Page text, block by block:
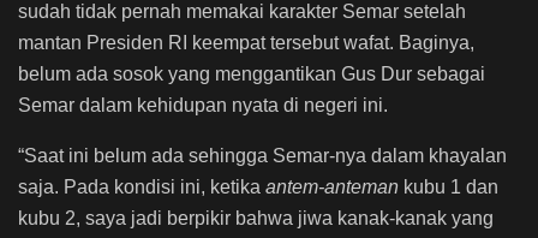
sudah tidak pernah memakai karakter Semar setelah
mantan Presiden RI keempat tersebut wafat. Baginya,
belum ada sosok yang menggantikan Gus Dur sebagai
Semar dalam kehidupan nyata di negeri ini.
“Saat ini belum ada sehingga Semar-nya dalam khayalan
saja. Pada kondisi ini, ketika antem-anteman kubu 1 dan
kubu 2, saya jadi berpikir bahwa jiwa kanak-kanak yang